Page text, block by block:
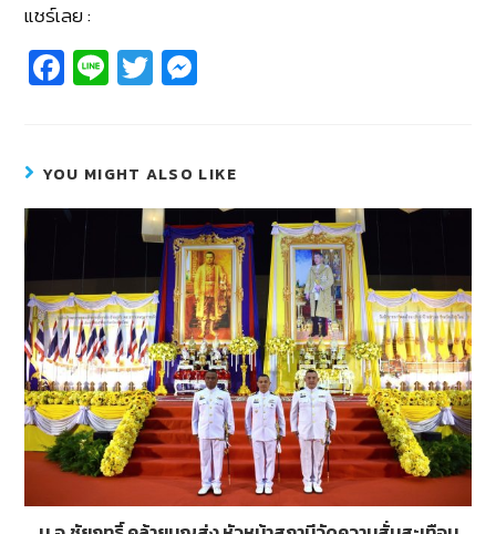
แชร์เลย :
Fa
c
b
o
o
k
Li
n
T
wi
er e
n
g
er
YOU MIGHT ALSO LIKE